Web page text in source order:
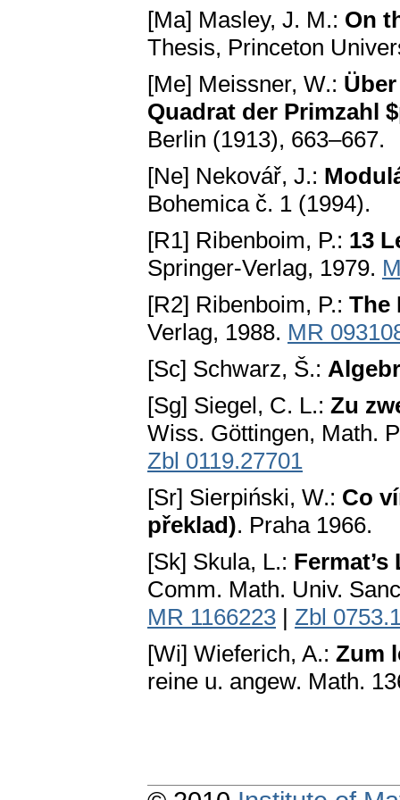
[Ma] Masley, J. M.: On
Thesis, Princeton
[Me] Meissner, W.:
Quadrat der Primzahl
Berlin (1913), 663–667.
[Ne] Nekovář, J.:
Bohemica č. 1 (1994).
[R1] Ribenboim, P.: 13
Springer-Verlag, 1979.
[R2] Ribenboim, P.: The
Verlag, 1988. MR
[Sc] Schwarz, Š.:
[Sg] Siegel, C. L.: Zu
Wiss. Göttingen, Math.
Zbl 0119.27701
[Sr] Sierpiński, W.: Co
překlad). Praha 1966.
[Sk] Skula, L.:
Comm. Math. Univ.
MR 1166223 | Zbl
[Wi] Wieferich, A.: Zum
reine u. angew. Math.